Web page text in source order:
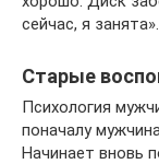
сейчас, я занята».
Старые
Психология
поначалу
Начинает вновь